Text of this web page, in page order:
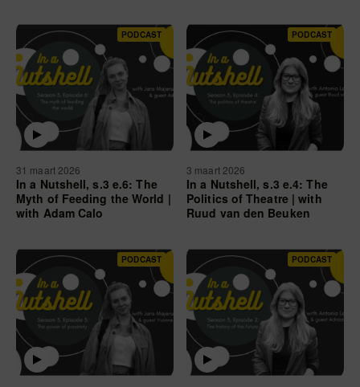
PODCAST
31 maart 2026
In a Nutshell, s.3 e.6: The
Myth of Feeding the World |
with Adam Calo
PODCAST
3 maart 2026
In a Nutshell, s.3 e.4: The
Politics of Theatre | with
Ruud van den Beuken
PODCAST PODCAST